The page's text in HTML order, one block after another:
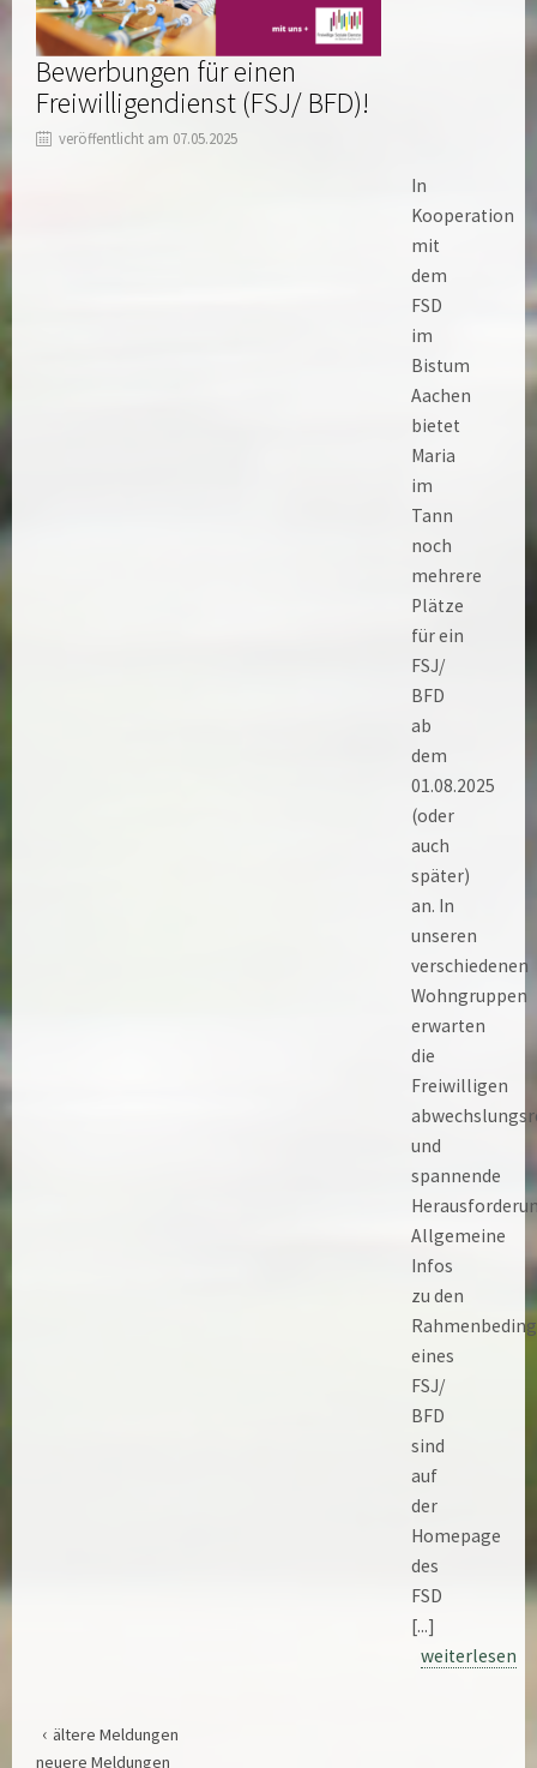
Bewerbungen für einen
Freiwilligendienst (FSJ/ BFD)!
veröffentlicht am 07.05.2025
In
Kooperation
mit
dem
FSD
im
Bistum
Aachen
bietet
Maria
im
Tann
noch
mehrere
Plätze
für ein
FSJ/
BFD
ab
dem
01.08.2025
(oder
auch
später)
an. In
unseren
verschiedenen
Wohngruppen
erwarten
die
Freiwilligen
und
spannende
Allgemeine
Infos
zu den
eines
FSJ/
BFD
sind
auf
der
Homepage
des
FSD
[...]
weiterlesen
ältere Meldungen
neuere Meldungen